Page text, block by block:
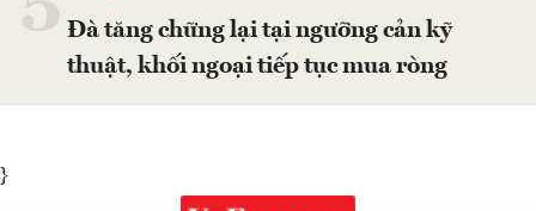
Đà tăng chững lại tại ngưỡng cản kỹ
thuật, khối ngoại tiếp tục mua ròng
}